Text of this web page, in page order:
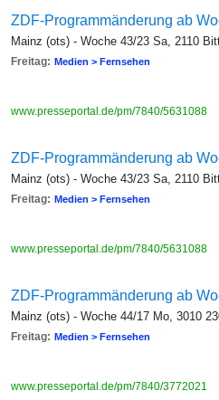
ZDF-Programmänderung ab
Mainz (ots) - Woche 43/23 Sa, 2110
Freitag: Medien > Fernsehen
www.presseportal.de/pm/7840/5631088
ZDF-Programmänderung ab
Mainz (ots) - Woche 43/23 Sa, 2110
Freitag: Medien > Fernsehen
www.presseportal.de/pm/7840/5631088
ZDF-Programmänderung ab
Mainz (ots) - Woche 44/17 Mo, 3010
Freitag: Medien > Fernsehen
www.presseportal.de/pm/7840/3772021